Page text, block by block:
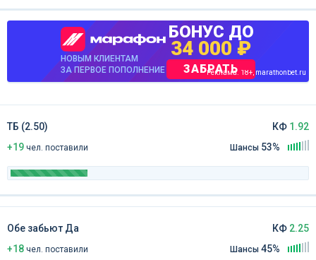
НОВЫМ КЛИЕНТАМ
ЗА ПЕРВОЕ ПОПОЛНЕНИЕ
БОНУС ДО
34 000 ₽
ЗАБРАТЬ
Реклама. 18+, marathonbet.ru
ТБ (2.50)
+19 чел. поставили
КФ 1.92
Шансы 53%
Обе забьют Да
+18 чел. поставили
КФ 2.25
Шансы 45%